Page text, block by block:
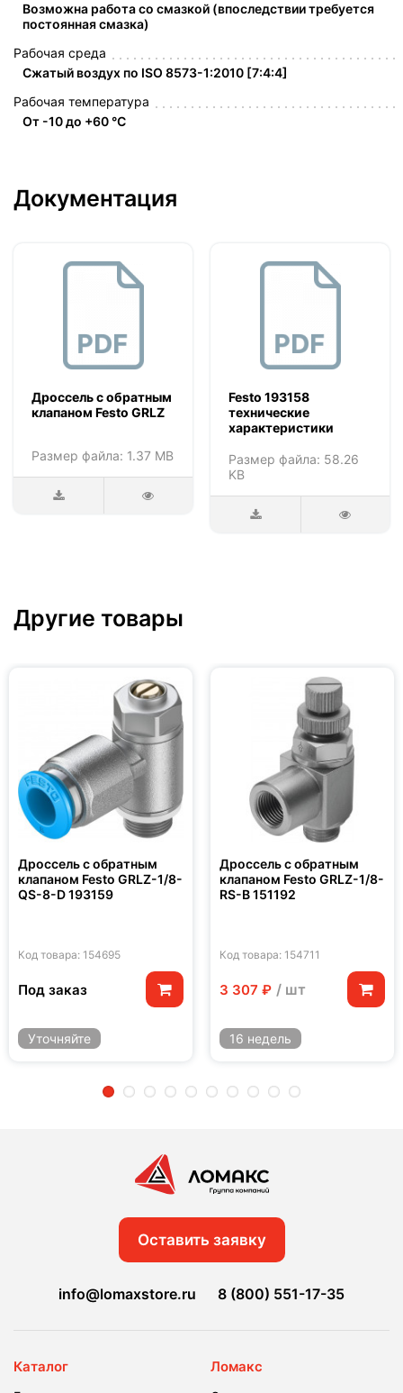
Возможна работа со смазкой (впоследствии требуется
постоянная смазка)
Рабочая среда
Сжатый воздух по ISO 8573-1:2010 [7:4:4]
Рабочая температура
От -10 до +60 °C
Документация
Дроссель с обратным
клапаном Festo GRLZ
Размер файла: 1.37 MB
Festo 193158
технические
характеристики
Размер файла: 58.26
KB
Другие товары
Дроссель с обратным
клапаном Festo GRLZ-1/8-
QS-8-D 193159
Код товара: 154695
Под заказ
Уточняйте
Дроссель с обратным
клапаном Festo GRLZ-1/8-
RS-B 151192
Код товара: 154711
3 307 ₽ / шт
16 недель
Оставить заявку
info@lomaxstore.ru 8 (800) 551-17-35
Каталог Ломакс